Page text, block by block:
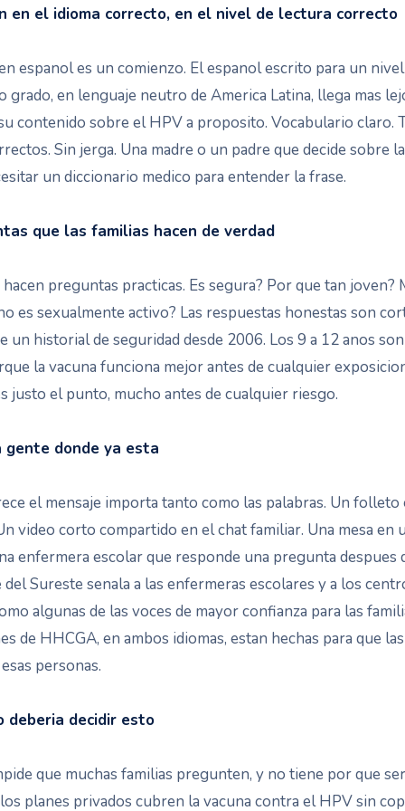
en el idioma correcto, en el nivel de lectura correcto
espanol es un comienzo. El espanol escrito para un
grado, en lenguaje neutro de America Latina, llega mas
contenido sobre el HPV a proposito. Vocabulario claro.
Sin jerga. Una madre o un padre que decide sobre
un diccionario medico para entender la frase.
que las familias hacen de verdad
preguntas practicas. Es segura? Por que tan joven?
es sexualmente activo? Las respuestas honestas son
un historial de seguridad desde 2006. Los 9 a 12 anos
la vacuna funciona mejor antes de cualquier
justo el punto, mucho antes de cualquier riesgo.
donde ya esta
el mensaje importa tanto como las palabras. Un folleto
video corto compartido en el chat familiar. Una mesa en
enfermera escolar que responde una pregunta despues
Sureste senala a las enfermeras escolares y a los
algunas de las voces de mayor confianza para las
de HHCGA, en ambos idiomas, estan hechas para que
personas.
deberia decidir esto
que muchas familias pregunten, y no tiene por que ser
planes privados cubren la vacuna contra el HPV sin